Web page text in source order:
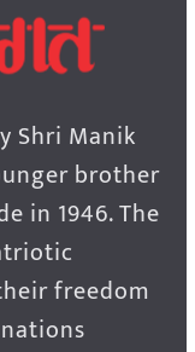
Shri Manik
brother
in 1946. The
freedom